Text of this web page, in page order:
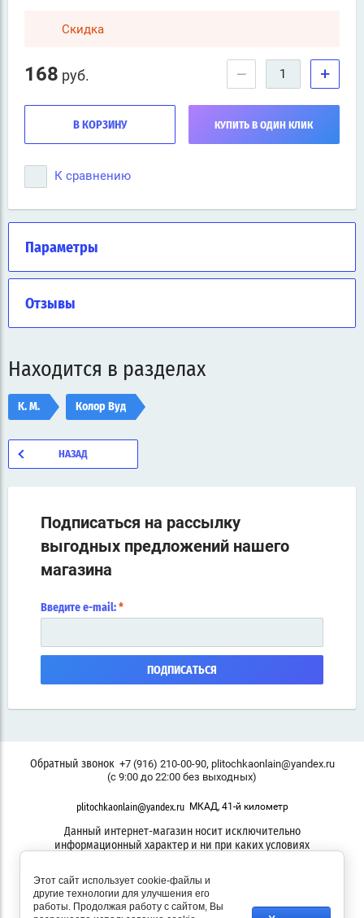
Скидка
168 руб. − +
В КОРЗИНУ КУПИТЬ В ОДИН КЛИК
К сравнению
Параметры
Отзывы
Находится в разделах
K. M. Колор Вуд
НАЗАД
Подписаться на рассылку
выгодных предложений нашего
магазина
Введите e-mail: *
ПОДПИСАТЬСЯ
Обратный звонок +7 (916) 210-00-90, plitochkaonlain@yandex.ru
(с 9:00 до 22:00 без выходных)
plitochkaonlain@yandex.ru МКАД, 41-й километр
Данный интернет-магазин носит исключительно
информационный характер и ни при каких условиях
являются публичной офертой
Этот сайт использует cookie-файлы и
другие технологии для улучшения его
работы. Продолжая работу с сайтом, Вы